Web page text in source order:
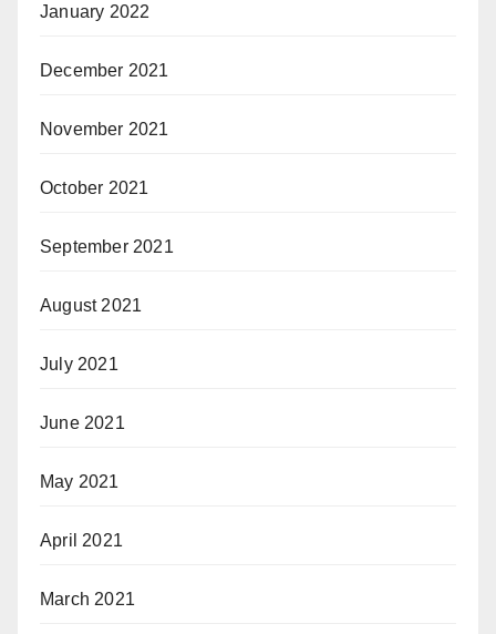
January 2022
December 2021
November 2021
October 2021
September 2021
August 2021
July 2021
June 2021
May 2021
April 2021
March 2021